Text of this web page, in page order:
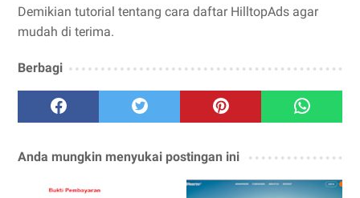
Demikian tutorial tentang cara daftar HilltopAds agar
mudah di terima.
Berbagi
Anda mungkin menyukai postingan ini